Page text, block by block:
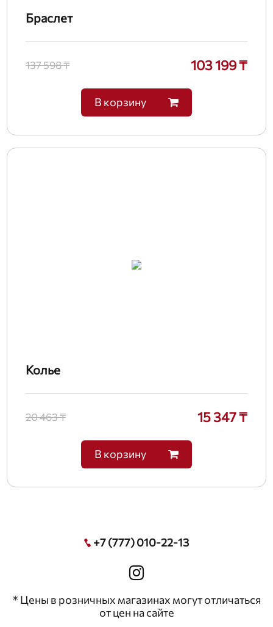
Браслет
137 598 ₸ 103 199 ₸
В корзину
Колье
20 463 ₸ 15 347 ₸
В корзину
+7 (777) 010-22-13
* Цены в розничных магазинах могут отличаться
от цен на сайте